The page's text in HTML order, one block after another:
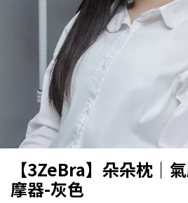
【3ZeBra】朵朵枕｜
摩器-灰色